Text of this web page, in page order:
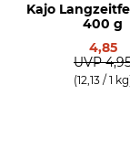
Kajo
400 g
4,85
UVP
(12,13 / 1